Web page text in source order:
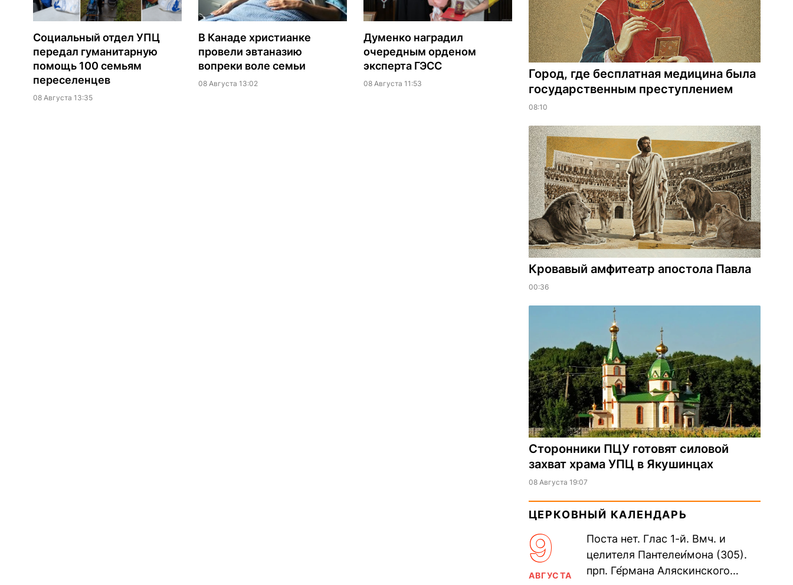
Социальный отдел УПЦ
передал гуманитарную
помощь 100 семьям
переселенцев
08 Августа 13:35
В Канаде христианке
провели эвтаназию
вопреки воле семьи
08 Августа 13:02
Думенко наградил
очередным орденом
эксперта ГЭСС
08 Августа 11:53
Город, где бесплатная медицина была
государственным преступлением
08:10
​Кровавый амфитеатр апостола Павла
00:36
Сторонники ПЦУ готовят силовой
захват храма УПЦ в Якушинцах
08 Августа 19:07
ЦЕРКОВНЫЙ КАЛЕНДАРЬ
9
АВГУСТА
Поста нет. Глас 1-й. Вмч. и
целителя Пантелеи́мона (305).
прп. Ге́рмана Аляскинского